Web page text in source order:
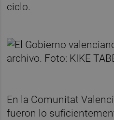
ciclo.
En la Comunitat
fueron lo